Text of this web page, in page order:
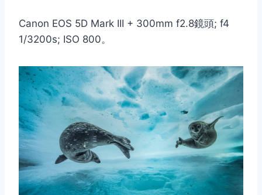
Canon EOS 5D Mark III + 300mm f2.8鏡頭; f4
1/3200s; ISO 800。